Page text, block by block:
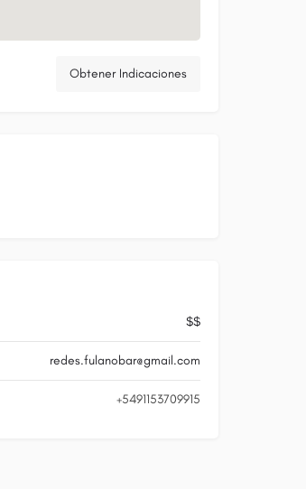
Obtener Indicaciones
$$
redes.fulanobar@gmail.com
+5491153709915